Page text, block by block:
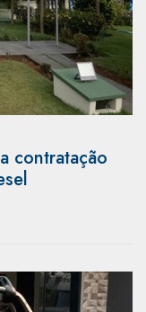
contratação